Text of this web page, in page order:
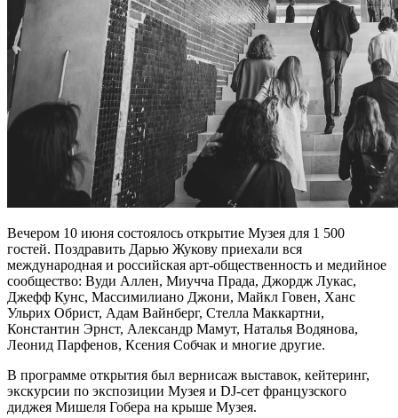
Вечером 10 июня состоялось открытие Музея для 1 500
гостей. Поздравить Дарью Жукову приехали вся
международная и российская арт-общественность и медийное
сообщество: Вуди Аллен, Миучча Прада, Джордж Лукас,
Джефф Кунс, Массимилиано Джони, Майкл Говен, Ханс
Ульрих Обрист, Адам Вайнберг, Стелла Маккартни,
Константин Эрнст, Александр Мамут, Наталья Водянова,
Леонид Парфенов, Ксения Собчак и многие другие.
В программе открытия был вернисаж выставок, кейтеринг,
экскурсии по экспозиции Музея и DJ-сет французского
диджея Мишеля Гобера на крыше Музея.